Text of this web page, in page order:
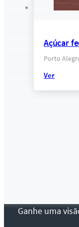
Açúcar
Porto
Ver
Ganhe uma